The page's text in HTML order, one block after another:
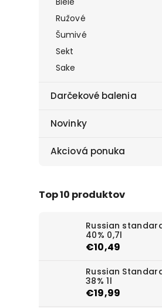
Ružové
Šumivé
Sekt
Sake
Darčekové balenia
Novinky
Akciová ponuka
Top 10 produktov
Russian
40% 0,7l
€10,49
Russian
38% 1l
€19,99